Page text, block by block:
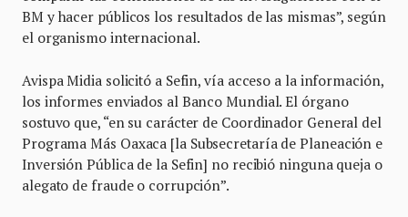
BM y hacer públicos los resultados de las mismas”, según
el organismo internacional.
Avispa Midia solicitó a Sefin, vía acceso a la información,
los informes enviados al Banco Mundial. El órgano
sostuvo que, “en su carácter de Coordinador General del
Programa Más Oaxaca [la Subsecretaría de Planeación e
Inversión Pública de la Sefin] no recibió ninguna queja o
alegato de fraude o corrupción”.